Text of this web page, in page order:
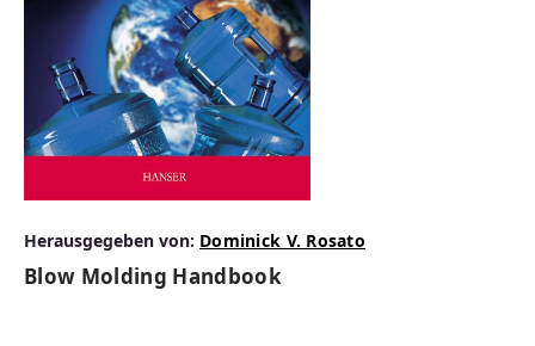
Herausgegeben von: Dominick V. Rosato
Blow Molding Handbook